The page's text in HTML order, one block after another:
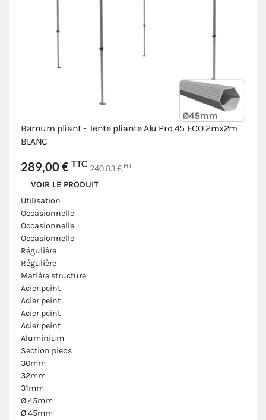
Barnum pliant - Tente pliante Alu Pro 45 ECO 2mx2m
BLANC
289,00 € TTC 240,83 € HT
VOIR LE PRODUIT
Utilisation
Occasionnelle
Occasionnelle
Occasionnelle
Régulière
Régulière
Matière structure
Acier peint
Acier peint
Acier peint
Acier peint
Aluminium
Section pieds
30mm
32mm
31mm
Ø 45mm
Ø 45mm